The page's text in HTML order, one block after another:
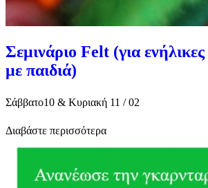
Σεμινάριο Felt (για ενήλικες
με παιδιά)
Σάββατο10 & Κυριακή 11 / 02
Διαβάστε περισσότερα